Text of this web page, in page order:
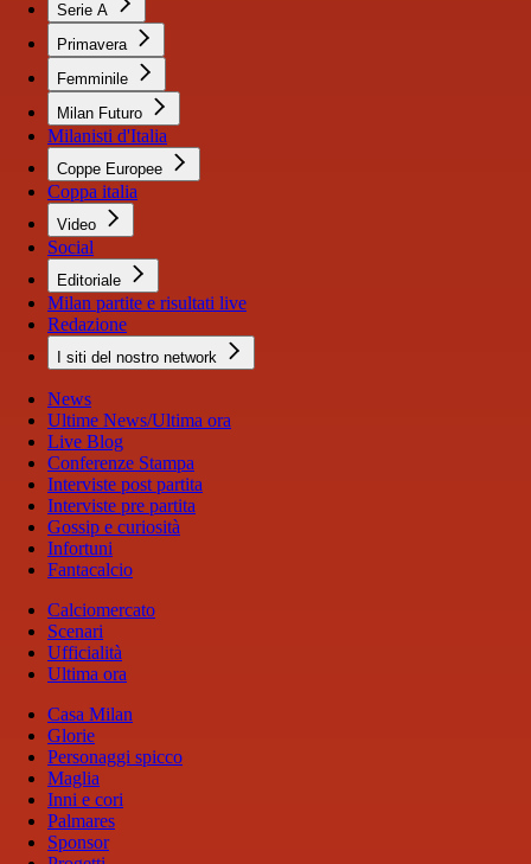
Serie A
Primavera
Femminile
Milan Futuro
Milanisti d'Italia
Coppe Europee
Coppa italia
Video
Social
Editoriale
Milan partite e risultati live
Redazione
I siti del nostro network
News
Ultime News/Ultima ora
Live Blog
Conferenze Stampa
Interviste post partita
Interviste pre partita
Gossip e curiosità
Infortuni
Fantacalcio
Calciomercato
Scenari
Ufficialità
Ultima ora
Casa Milan
Glorie
Personaggi spicco
Maglia
Inni e cori
Palmares
Sponsor